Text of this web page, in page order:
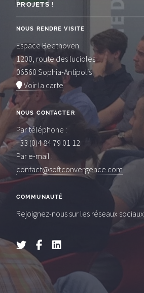
PROJETS !
NOUS RENDRE VISITE
Espace Beethoven
1200, route des lucioles
06560 Sophia-Antipolis
Voir la carte
NOUS CONTACTER
Par téléphone :
+33 (0)4 84 79 01 12
Par e-mail :
contact@softconvergence.com
COMMUNAUTÉ
Rejoignez-nous sur les réseaux sociaux